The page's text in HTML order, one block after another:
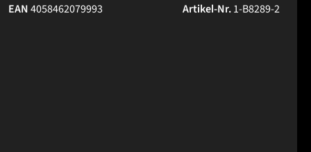
Artikel-Nr.1-B8289-2
EAN4058462079993